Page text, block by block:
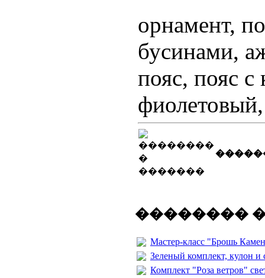
орнамент,
бусинами,
пояс, пояс
��������
Мастер-класс "Брошь
Зеленый комплект, кулон и
Комплект "Роза ветров"